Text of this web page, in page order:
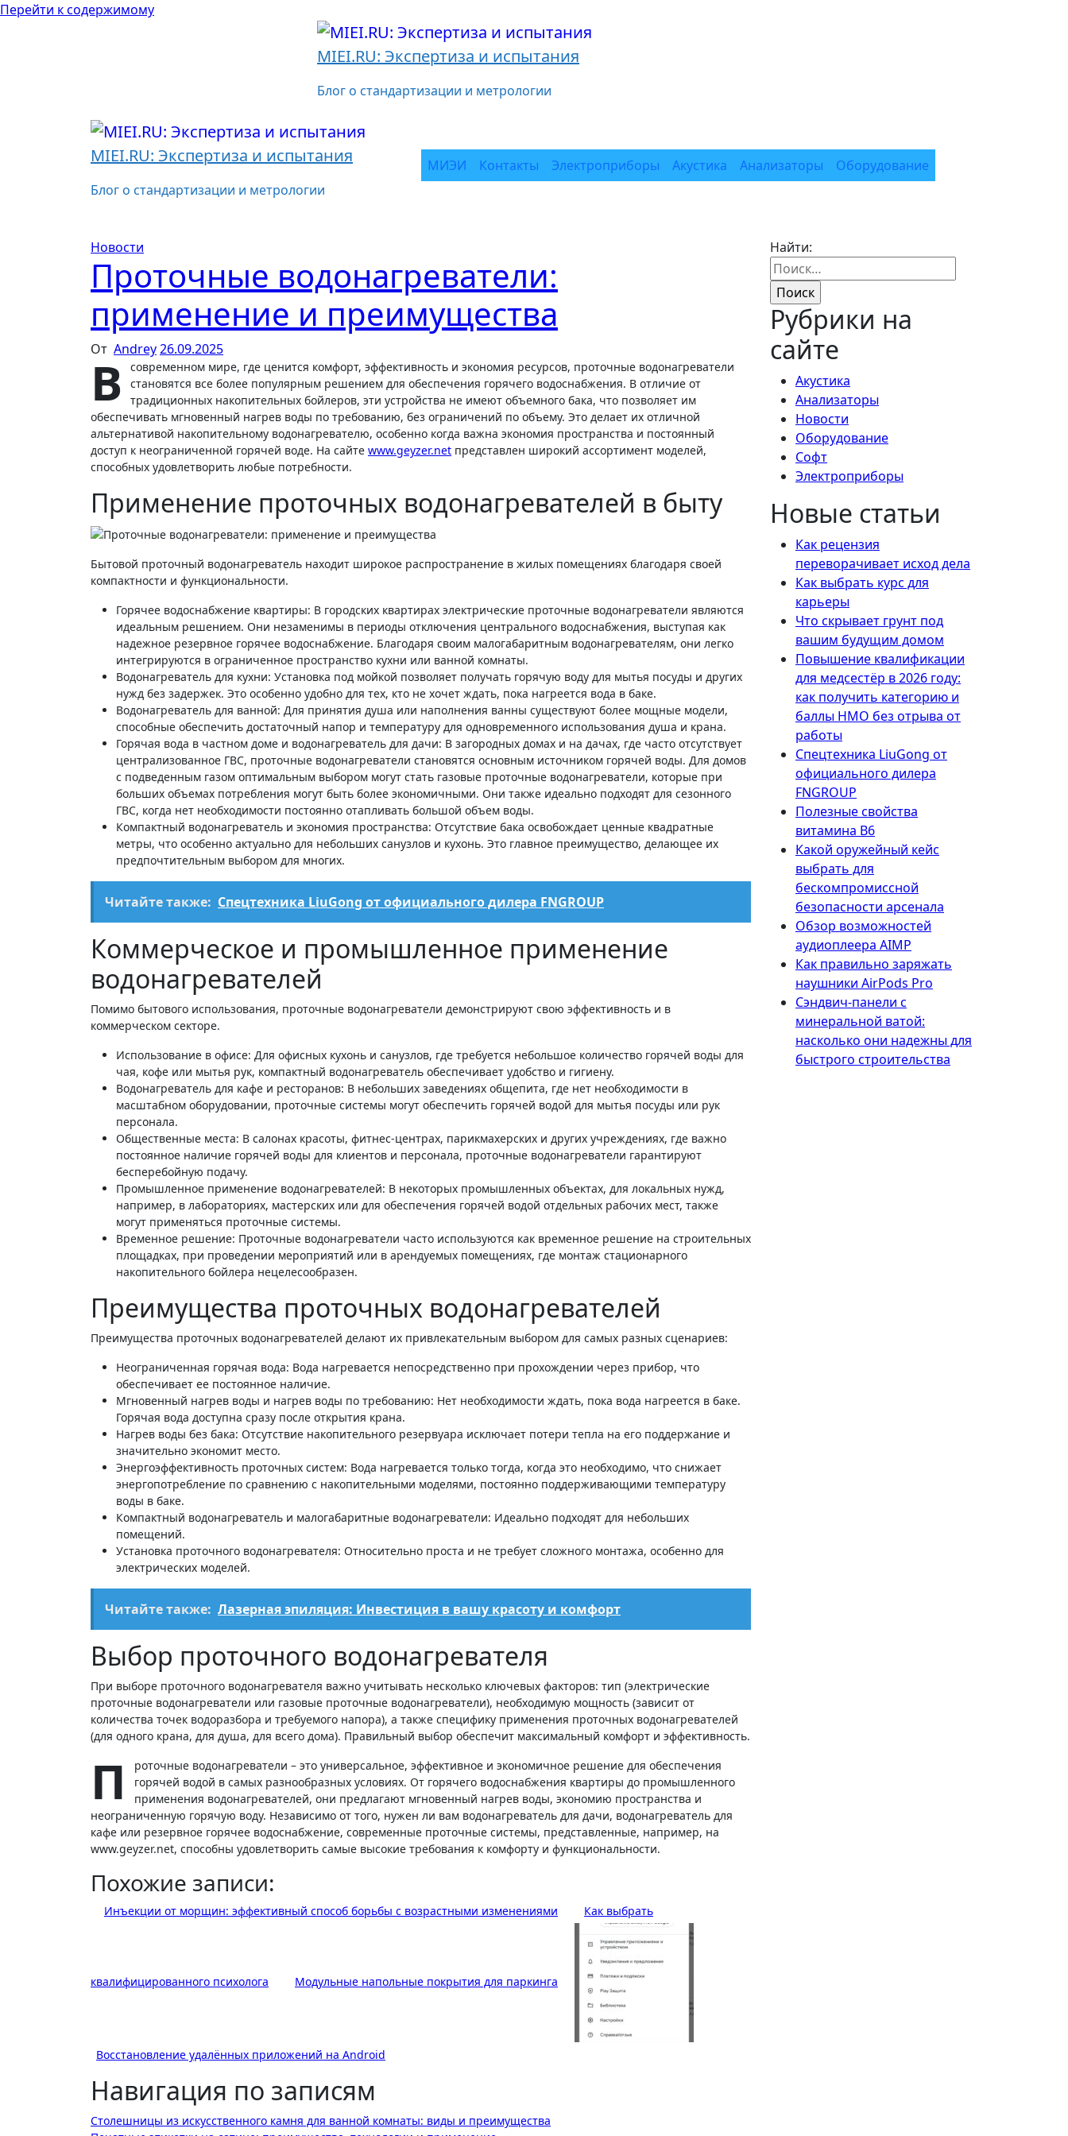
Перейти к содержимому
MIEI.RU: Экспертиза и испытания
Блог о стандартизации и метрологии
MIEI.RU: Экспертиза и испытания
Блог о стандартизации и метрологии
МИЭИ Контакты Электроприборы Акустика Анализаторы Оборудование
Новости
Проточные водонагреватели:
применение и преимущества
От Andrey26.09.2025
В
современном мире, где ценится комфорт, эффективность и экономия ресурсов, проточные водонагреватели
становятся все более популярным решением для обеспечения горячего водоснабжения. В отличие от
традиционных накопительных бойлеров, эти устройства не имеют объемного бака, что позволяет им
обеспечивать мгновенный нагрев воды по требованию, без ограничений по объему. Это делает их отличной
альтернативой накопительному водонагревателю, особенно когда важна экономия пространства и постоянный
доступ к неограниченной горячей воде. На сайте www.geyzer.net представлен широкий ассортимент моделей,
способных удовлетворить любые потребности.
Применение проточных водонагревателей в быту
Бытовой проточный водонагреватель находит широкое распространение в жилых помещениях благодаря своей
компактности и функциональности.
Горячее водоснабжение квартиры: В городских квартирах электрические проточные водонагреватели являются
идеальным решением. Они незаменимы в периоды отключения центрального водоснабжения, выступая как
надежное резервное горячее водоснабжение. Благодаря своим малогабаритным водонагревателям, они легко
интегрируются в ограниченное пространство кухни или ванной комнаты.
Водонагреватель для кухни: Установка под мойкой позволяет получать горячую воду для мытья посуды и других
нужд без задержек. Это особенно удобно для тех, кто не хочет ждать, пока нагреется вода в баке.
Водонагреватель для ванной: Для принятия душа или наполнения ванны существуют более мощные модели,
способные обеспечить достаточный напор и температуру для одновременного использования душа и крана.
Горячая вода в частном доме и водонагреватель для дачи: В загородных домах и на дачах, где часто отсутствует
централизованное ГВС, проточные водонагреватели становятся основным источником горячей воды. Для домов
с подведенным газом оптимальным выбором могут стать газовые проточные водонагреватели, которые при
больших объемах потребления могут быть более экономичными. Они также идеально подходят для сезонного
ГВС, когда нет необходимости постоянно отапливать большой объем воды.
Компактный водонагреватель и экономия пространства: Отсутствие бака освобождает ценные квадратные
метры, что особенно актуально для небольших санузлов и кухонь. Это главное преимущество, делающее их
предпочтительным выбором для многих.
Читайте также: Спецтехника LiuGong от официального дилера FNGROUP
Коммерческое и промышленное применение
водонагревателей
Помимо бытового использования, проточные водонагреватели демонстрируют свою эффективность и в
коммерческом секторе.
Использование в офисе: Для офисных кухонь и санузлов, где требуется небольшое количество горячей воды для
чая, кофе или мытья рук, компактный водонагреватель обеспечивает удобство и гигиену.
Водонагреватель для кафе и ресторанов: В небольших заведениях общепита, где нет необходимости в
масштабном оборудовании, проточные системы могут обеспечить горячей водой для мытья посуды или рук
персонала.
Общественные места: В салонах красоты, фитнес-центрах, парикмахерских и других учреждениях, где важно
постоянное наличие горячей воды для клиентов и персонала, проточные водонагреватели гарантируют
бесперебойную подачу.
Промышленное применение водонагревателей: В некоторых промышленных объектах, для локальных нужд,
например, в лабораториях, мастерских или для обеспечения горячей водой отдельных рабочих мест, также
могут применяться проточные системы.
Временное решение: Проточные водонагреватели часто используются как временное решение на строительных
площадках, при проведении мероприятий или в арендуемых помещениях, где монтаж стационарного
накопительного бойлера нецелесообразен.
Преимущества проточных водонагревателей
Преимущества проточных водонагревателей делают их привлекательным выбором для самых разных сценариев:
Неограниченная горячая вода: Вода нагревается непосредственно при прохождении через прибор, что
обеспечивает ее постоянное наличие.
Мгновенный нагрев воды и нагрев воды по требованию: Нет необходимости ждать, пока вода нагреется в баке.
Горячая вода доступна сразу после открытия крана.
Нагрев воды без бака: Отсутствие накопительного резервуара исключает потери тепла на его поддержание и
значительно экономит место.
Энергоэффективность проточных систем: Вода нагревается только тогда, когда это необходимо, что снижает
энергопотребление по сравнению с накопительными моделями, постоянно поддерживающими температуру
воды в баке.
Компактный водонагреватель и малогабаритные водонагреватели: Идеально подходят для небольших
помещений.
Установка проточного водонагревателя: Относительно проста и не требует сложного монтажа, особенно для
электрических моделей.
Читайте также: Лазерная эпиляция: Инвестиция в вашу красоту и комфорт
Выбор проточного водонагревателя
При выборе проточного водонагревателя важно учитывать несколько ключевых факторов: тип (электрические
проточные водонагреватели или газовые проточные водонагреватели), необходимую мощность (зависит от
количества точек водоразбора и требуемого напора), а также специфику применения проточных водонагревателей
(для одного крана, для душа, для всего дома). Правильный выбор обеспечит максимальный комфорт и эффективность.
П
роточные водонагреватели – это универсальное, эффективное и экономичное решение для обеспечения
горячей водой в самых разнообразных условиях. От горячего водоснабжения квартиры до промышленного
применения водонагревателей, они предлагают мгновенный нагрев воды, экономию пространства и
неограниченную горячую воду. Независимо от того, нужен ли вам водонагреватель для дачи, водонагреватель для
кафе или резервное горячее водоснабжение, современные проточные системы, представленные, например, на
www.geyzer.net, способны удовлетворить самые высокие требования к комфорту и функциональности.
Похожие записи:
Инъекции от морщин: эффективный способ борьбы с возрастными изменениями Как выбрать
квалифицированного психолога Модульные напольные покрытия для паркинга
Восстановление удалённых приложений на Android
Навигация по записям
Столешницы из искусственного камня для ванной комнаты: виды и преимущества
Найти:
Рубрики на
сайте
Акустика
Анализаторы
Новости
Оборудование
Софт
Электроприборы
Новые статьи
Как рецензия
переворачивает исход дела
Как выбрать курс для
карьеры
Что скрывает грунт под
вашим будущим домом
Повышение квалификации
для медсестёр в 2026 году:
как получить категорию и
баллы НМО без отрыва от
работы
Спецтехника LiuGong от
официального дилера
FNGROUP
Полезные свойства
витамина B6
Какой оружейный кейс
выбрать для
бескомпромиссной
безопасности арсенала
Обзор возможностей
аудиоплеера AIMP
Как правильно заряжать
наушники AirPods Pro
Сэндвич-панели с
минеральной ватой:
насколько они надежны для
быстрого строительства